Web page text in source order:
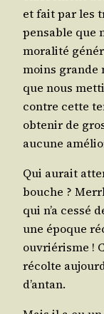
et fait par les
pen­sable que
mo­ra­li­té
moins grande
que nous
contre cette
obte­nir de
aucune
Qui aurait
bouche ?
qui n’a ces­sé
une époque
ouvrié­risme !
récolte
d’antan.